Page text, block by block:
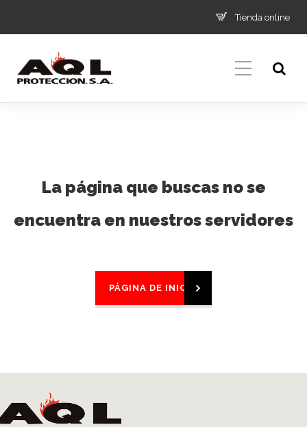
Tienda online
La página que buscas no se
encuentra en nuestros servidores
PÁGINA DE INICIO